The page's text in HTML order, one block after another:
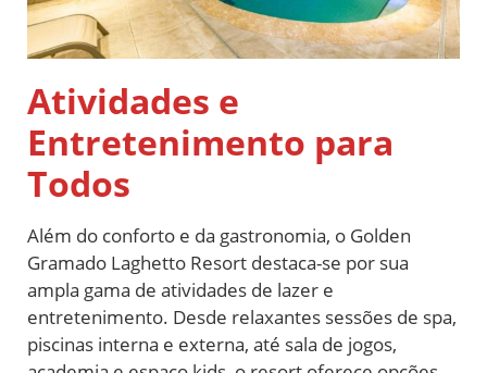
Atividades e
Entretenimento para
Todos
Além do conforto e da gastronomia, o Golden
Gramado Laghetto Resort destaca-se por sua
ampla gama de atividades de lazer e
entretenimento. Desde relaxantes sessões de spa,
piscinas interna e externa, até sala de jogos,